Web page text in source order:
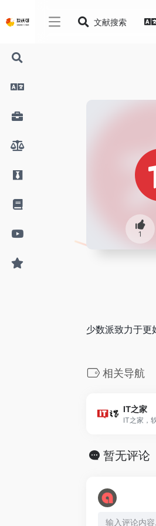
文献搜索
1
少数派致力于更
相关导航
IT之家
IT之家，
暂无评论